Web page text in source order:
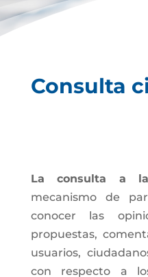
Consulta
La consulta a la
mecanismo de
conocer las
propuestas,
usuarios,
con respecto a